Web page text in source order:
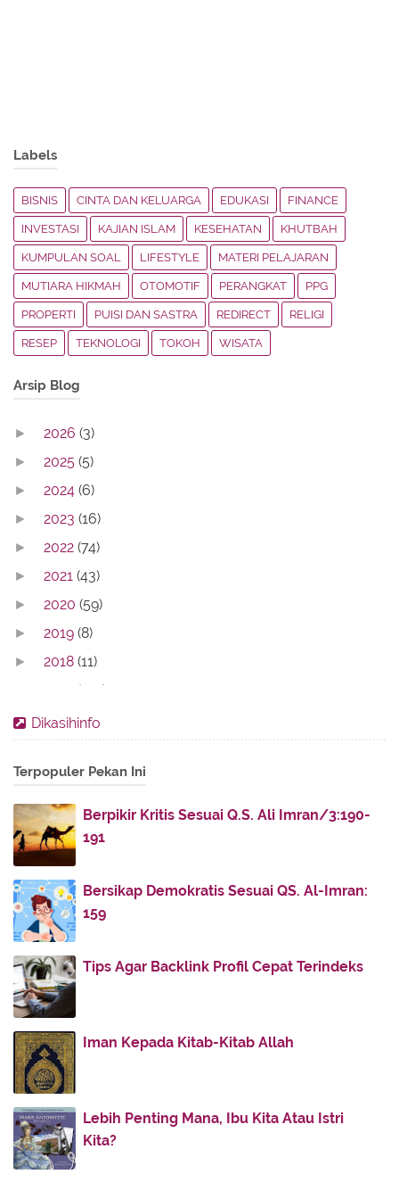
Labels
BISNIS CINTA DAN KELUARGA EDUKASI FINANCE
INVESTASI KAJIAN ISLAM KESEHATAN KHUTBAH
KUMPULAN SOAL LIFESTYLE MATERI PELAJARAN
MUTIARA HIKMAH OTOMOTIF PERANGKAT PPG
PROPERTI PUISI DAN SASTRA REDIRECT RELIGI
RESEP TEKNOLOGI TOKOH WISATA
Arsip Blog
► 2026 (3)
► 2025 (5)
► 2024 (6)
► 2023 (16)
► 2022 (74)
► 2021 (43)
► 2020 (59)
► 2019 (8)
► 2018 (11)
(142)
► 2016(11)
► 2012(86)
► 2011
▼ 2010 (187)
► November(60)
▼ October
BAZIGHA DAN PESONA YUSUF
Barokah Sholat Khusyu'
Shalat yang Tak Shalat
Dahsyatnya Sedekah
Rangakaian Taqwa
Ukhti, selamatkanlah aku!!
Hadits Khusus Untuk Indonesia
Salam Bagimu Ya Rasul Allah
Dikasihinfo
Terpopuler Pekan Ini
Berpikir Kritis Sesuai Q.S. Ali Imran/3:190-
191
Bersikap Demokratis Sesuai QS. Al-Imran:
159
Tips Agar Backlink Profil Cepat Terindeks
Iman Kepada Kitab-Kitab Allah
Lebih Penting Mana, Ibu Kita Atau Istri
Kita?